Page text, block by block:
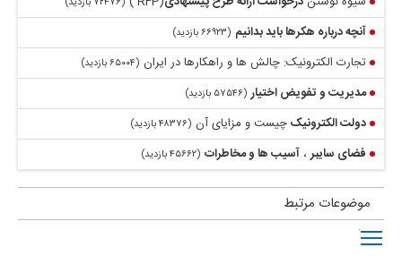
آنچه درباره هکرهاباید بدانیم (۶۶۹۲۳ بازدید)
تجارت الکترونیک: چالش ها و راهکارها در ایران (۶۵۰۰۴ بازدید)
مدیریتوتفویض اختیار (۵۷۵۴۶ بازدید)
دولت الکترونیکچیست و مزایای آن (۴۸۳۷۶ بازدید)
فضای سایبر ، آسیب ها و مخاطرات (۴۵۶۶۲ بازدید)
موضوعات مرتبط